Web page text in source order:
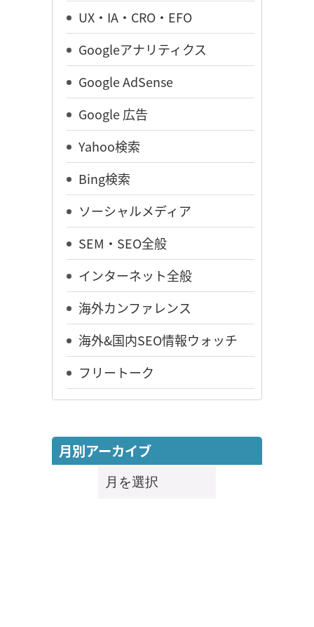
UX・IA・CRO・EFO
Googleアナリティクス
Google AdSense
Google 広告
Yahoo検索
Bing検索
ソーシャルメディア
SEM・SEO全般
インターネット全般
海外カンファレンス
海外&国内SEO情報ウォッチ
フリートーク
月別アーカイブ
月
別